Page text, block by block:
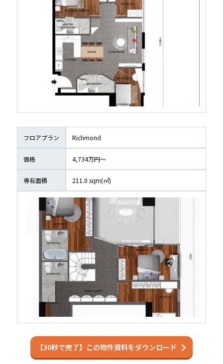
フロアプラン Richmond
価格 4,734万円〜
専有面積 211.0 sqm(㎡)
【30秒で完了】この物件資料をダウンロード